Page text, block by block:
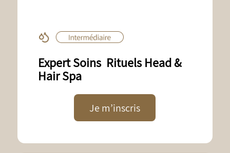
Expert Soins Rituels Head &
Hair Spa
Je m’inscris